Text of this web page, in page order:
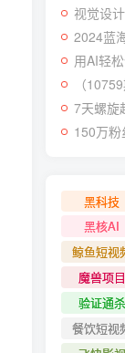
视觉设计岗
2024蓝海
用AI轻松创作
（10759期）悟
7天螺旋起号
150万粉丝大V
黑科技
黑核AI
鲸鱼短视
魔兽项目
验证通杀
餐饮短视